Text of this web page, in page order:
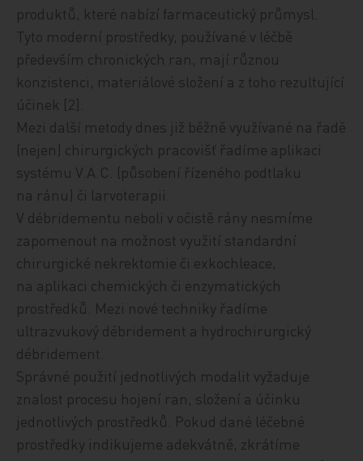
produktů, které nabízí farmaceutický průmysl.
Tyto moderní prostředky, používané v léčbě
především chronických ran, mají různou
konzistenci, materiálové složení a z toho rezultující
účinek [2].
Mezi další metody dnes již běžně využívané na řadě
(nejen) chirurgických pra­co­višť řadíme aplikaci
systému V.A.C. (působení řízeného podtlaku
na ránu) či larvoterapii.
V débridementu neboli v očistě rány nesmíme
zapomenout na možnost využití standardní
chirurgické nekrektomie či exkochleace,
na aplikaci chemických či enzymatických
prostředků. Mezi nové techniky řadíme
ultrazvukový débridement a hydrochirurgický
débridement.
Správné použití jednotlivých modalit vyžaduje
znalost procesu hojení ran, složení a účinku
jednotlivých prostředků. Pokud dané léčebné
prostředky indikujeme adekvátně, zkrátíme